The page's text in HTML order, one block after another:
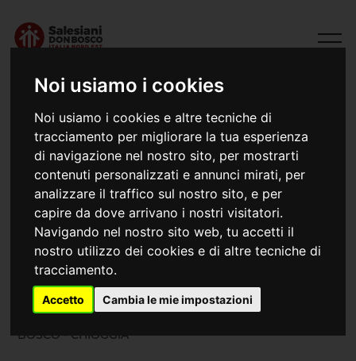
Noi usiamo i cookies
Noi usiamo i cookies e altre tecniche di
tracciamento per migliorare la tua esperienza
di navigazione nel nostro sito, per mostrarti
contenuti personalizzati e annunci mirati, per
analizzare il traffico sul nostro sito, e per
capire da dove arrivano i nostri visitatori.
Navigando nel nostro sito web, tu accetti il
nostro utilizzo dei cookies e di altre tecniche di
tracciamento.
Accetto Cambia le mie impostazioni
30/03/2026
Verso la Pasqua
PREPARAZIONE alla SANTA PASQUA - EXALLIEVI/E DON
BOSCO - CHIOGGIA